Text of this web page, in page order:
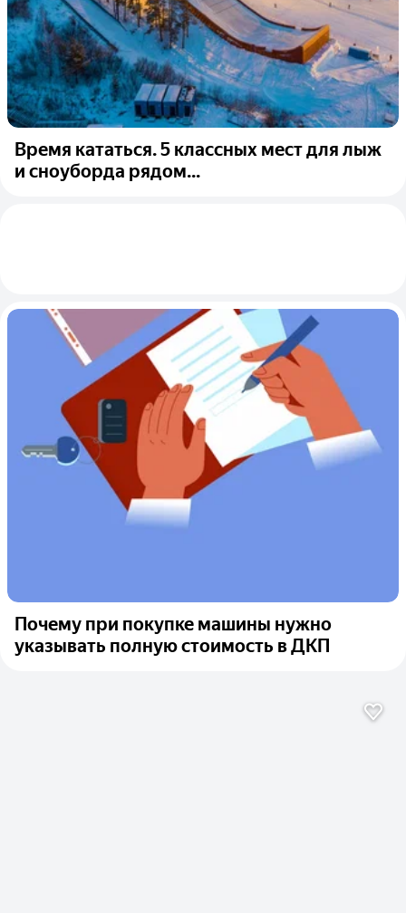
Время кататься. 5 классных мест для лыж
и сноуборда рядом...
Почему при покупке машины нужно
указывать полную стоимость в ДКП